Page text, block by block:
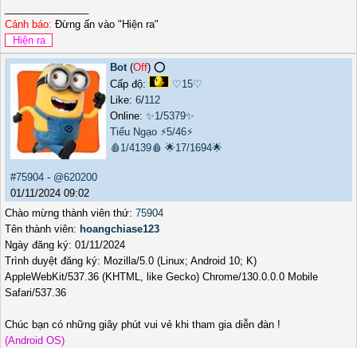
Cảnh báo: Đừng ấn vào "Hiện ra"
Bot(Off) ⭕️
Cấp độ:
♡15♡
Like: 6/112
Online: ✨1/5379✨
Tiếu Ngạo ⚡5/46⚡
🩸1/4139🩸 🌟17/1694🌟
#75904 - @620200
01/11/2024 09:02
Chào mừng thành viên thứ: 75904
Tên thành viên: hoangchiase123
Ngày đăng ký: 01/11/2024
Trình duyệt đăng ký: Mozilla/5.0 (Linux; Android 10; K)
AppleWebKit/537.36 (KHTML, like Gecko) Chrome/130.0.0.0 Mobile
Safari/537.36
Chúc bạn có những giây phút vui vẻ khi tham gia diễn đàn !
(Android OS)